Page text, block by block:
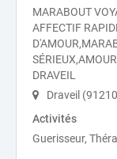
MARABOUT
AFFECTIF
DRAVEIL
Draveil
Activités
Guerisseur,